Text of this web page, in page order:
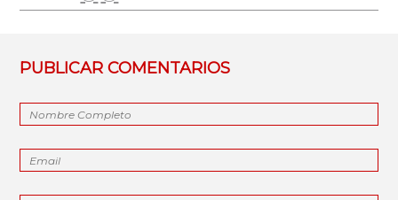
PUBLICAR COMENTARIOS